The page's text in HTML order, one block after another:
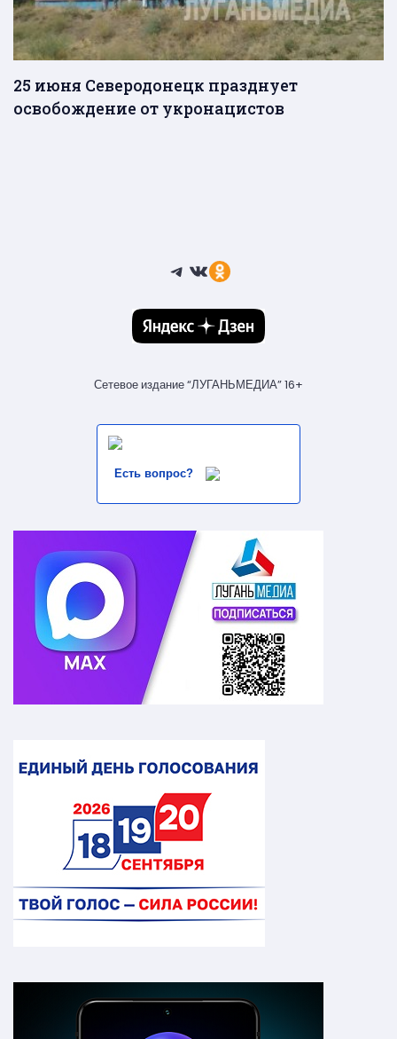
25 июня Северодонецк празднует
освобождение от укронацистов
Telegram
ВКонтакте
Ссылка
Сетевое издание “ЛУГАНЬМЕДИА” 16+
Есть вопрос?